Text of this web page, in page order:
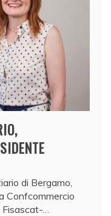
di Bergamo,
Confcommercio
…